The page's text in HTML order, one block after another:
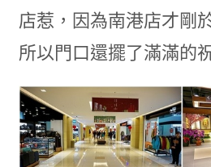
店惹，因為南港店才剛
所以門口還擺了滿滿的